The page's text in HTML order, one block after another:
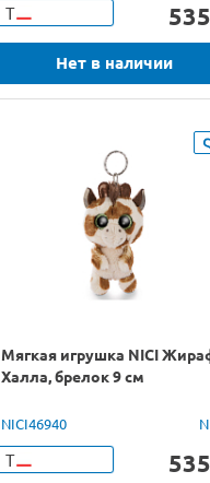
Т 535
Нет в наличии
Мягкая игрушка NICI
Халла, брелок 9 см
NICI46940
Т 535